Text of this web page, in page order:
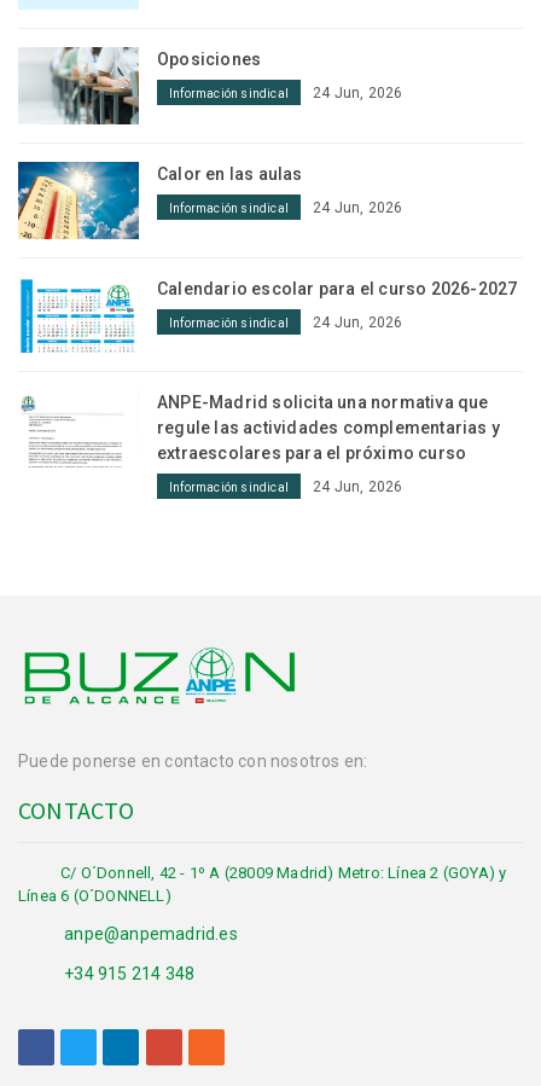
Oposiciones
Información sindical 24 Jun, 2026
Calor en las aulas
Información sindical 24 Jun, 2026
Calendario escolar para el curso 2026-2027
Información sindical 24 Jun, 2026
ANPE-Madrid solicita una normativa que
regule las actividades complementarias y
extraescolares para el próximo curso
Información sindical 24 Jun, 2026
Puede ponerse en contacto con nosotros en:
CONTACTO
C/ O´Donnell, 42 - 1º A (28009 Madrid) Metro: Línea 2 (GOYA) y
Línea 6 (O´DONNELL)
anpe@anpemadrid.es
+34 915 214 348